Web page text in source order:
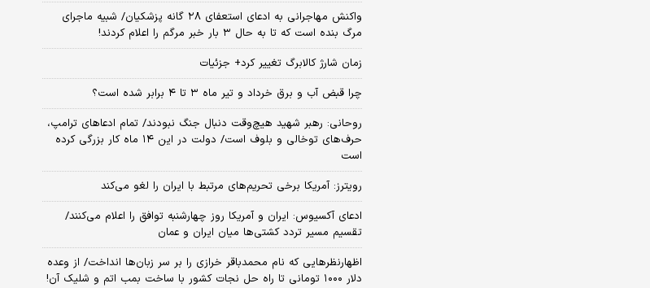
واکنش مهاجرانی به ادعای استعفای ۲۸ گانه پزشکیان/ شبیه ماجرای
مرگ بنده است که تا به حال ۳ بار خبر مرگم را اعلام کردند!
زمان شارژ کالابرگ تغییر کرد+ جزئیات
چرا قبض آب و برق خرداد و تیر ماه ۳ تا ۴ برابر شده است؟
روحانی: رهبر شهید هیچ‌وقت دنبال جنگ نبودند/ تمام ادعاهای ترامپ،
حرف‌های توخالی و بلوف است/ دولت در این ۱۴ ماه کار بزرگی کرده
است
رویترز: آمریکا برخی تحریم‌های مرتبط با ایران را لغو می‌کند
ادعای آکسیوس: ایران و آمریکا روز چهارشنبه توافق را اعلام می‌کنند/
تقسیم مسیر تردد کشتی‌ها میان ایران و عمان
اظهارنظرهایی که نام محمدباقر خرازی را بر سر زبان‌ها انداخت/ از وعده
دلار ۱۰۰۰ تومانی تا راه حل نجات کشور با ساخت بمب اتم و شلیک آن!